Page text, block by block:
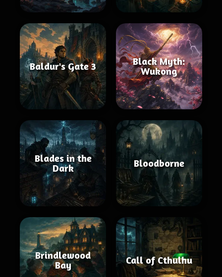
Baldur's Gate 3
Black Myth:
Wukong
Blades in the
Dark
Bloodborne
Brindlewood
Bay
Call of Cthulhu